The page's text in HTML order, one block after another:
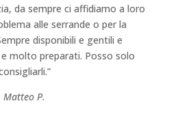
da sempre ci affidiamo a loro
alle serrande o per la
disponibili e gentili e
molto preparati. Posso solo
Matteo P.